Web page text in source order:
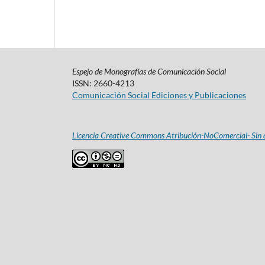
Espejo de Monografías de Comunicación Social
ISSN: 2660-4213
Comunicación Social Ediciones y Publicaciones
Licencia Creative Commons Atribución-NoComercial-